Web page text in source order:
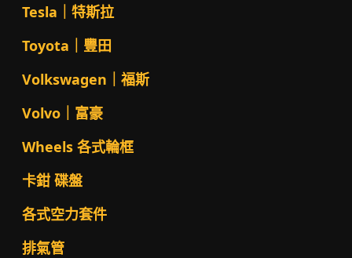
Tesla｜特斯拉
Toyota｜豐田
Volkswagen｜福斯
Volvo｜富豪
Wheels 各式輪框
卡鉗 碟盤
各式空力套件
排氣管